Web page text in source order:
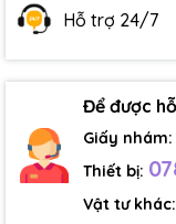
Hỗ trợ 24/7
Để được
Giấy nhám:
Thiết bị:
Vật tư khác: